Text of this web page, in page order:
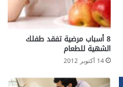
8 أسباب مرضية تفقد طفلك
الشهية للطعام
14 أكتوبر 2012